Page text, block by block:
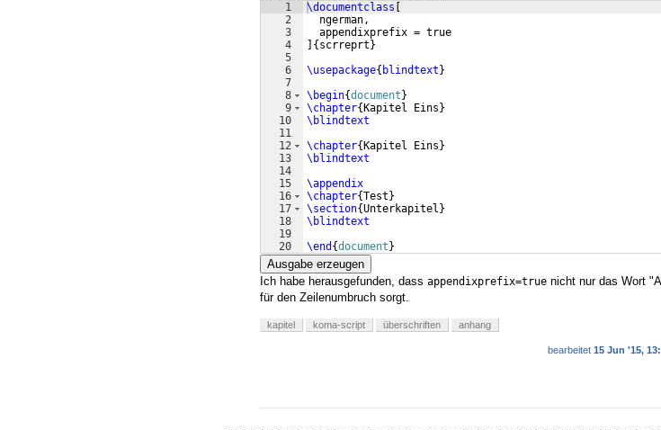
1
2
3
4
5
6
7
8
9
10
11
12
13
14
15
16
17
18
19
20
\documentclass
  ngerman,
  appendixprefix = true
{ scrreprt }
\usepackage{ blindtext }
\begin{document }
\chapter{ Kapitel Eins }
\blindtext
\chapter{ Kapitel Eins }
\blindtext
\appendix
\chapter{Test }
\section{Unterkapitel }
\blindtext
\end {document }
Ausgabe erzeugen
Ich habe herausgefunden, dass appendixprefix=true nicht nur das Wort
für den Zeilenumbruch sorgt.
kapitel koma-script überschriften anhang
bearbeitet 15 Jun '15,